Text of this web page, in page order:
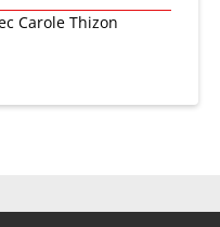
Carole Thizon